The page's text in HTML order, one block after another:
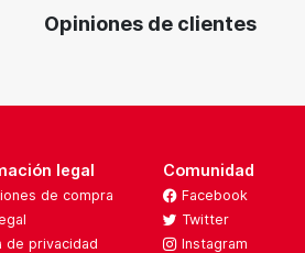
Opiniones de clientes
legal
de compra
de privacidad
Comunidad
Facebook
Twitter
Instagram